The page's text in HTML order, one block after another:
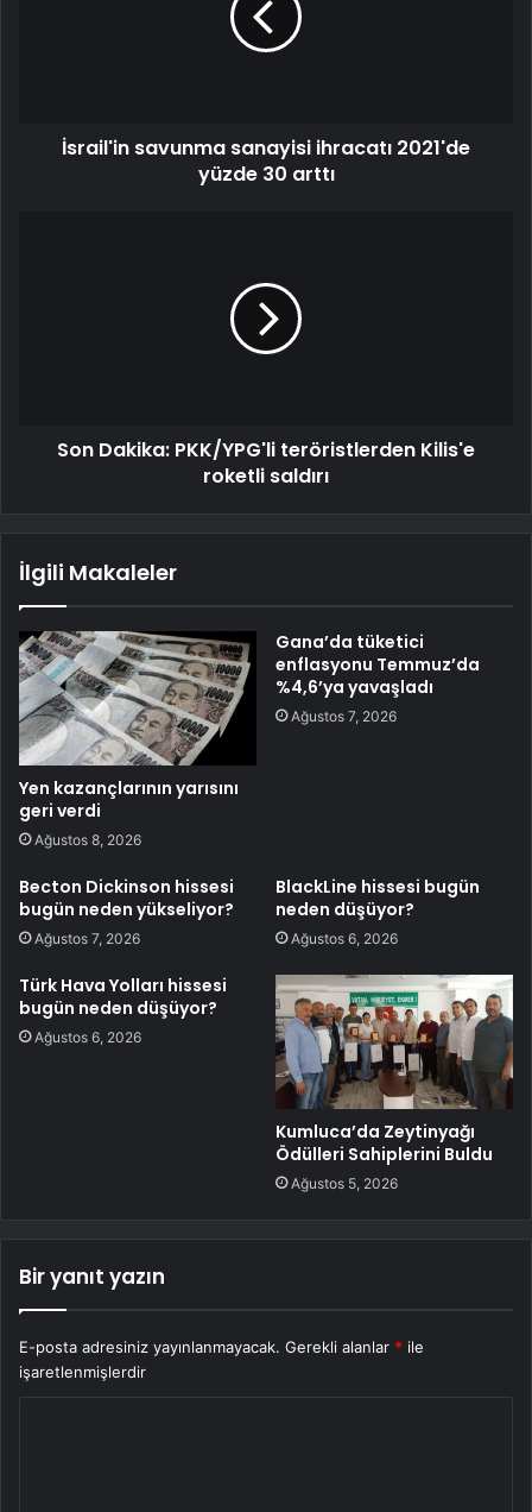
İsrail'in savunma sanayisi ihracatı 2021'de
yüzde 30 arttı
Son Dakika: PKK/YPG'li teröristlerden Kilis'e
roketli saldırı
İlgili Makaleler
Yen kazançlarının yarısını
geri verdi
Ağustos 8, 2026
Gana’da tüketici
enflasyonu Temmuz’da
%4,6’ya yavaşladı
Ağustos 7, 2026
Becton Dickinson hissesi
bugün neden yükseliyor?
Ağustos 7, 2026
BlackLine hissesi bugün
neden düşüyor?
Ağustos 6, 2026
Türk Hava Yolları hissesi
bugün neden düşüyor?
Ağustos 6, 2026
Kumluca’da Zeytinyağı
Ödülleri Sahiplerini Buldu
Ağustos 5, 2026
Bir yanıt yazın
E-posta adresiniz yayınlanmayacak. Gerekli alanlar * ile
işaretlenmişlerdir